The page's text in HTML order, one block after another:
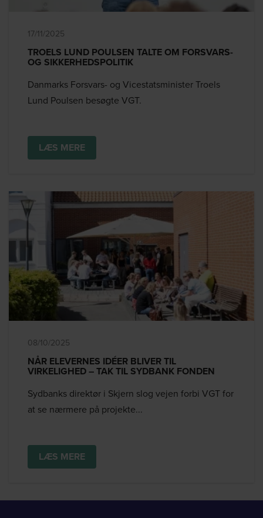
17/11/2025
TROELS LUND POULSEN TALTE OM FORSVARS-
OG SIKKERHEDSPOLITIK
Danmarks Forsvars- og Vicestatsminister Troels
Lund Poulsen besøgte VGT.
LÆS MERE
08/10/2025
NÅR ELEVERNES IDÉER BLIVER TIL
VIRKELIGHED – TAK TIL SYDBANK FONDEN
Sydbanks direktør i Skjern slog vejen forbi VGT for
at se nærmere på projekte...
LÆS MERE